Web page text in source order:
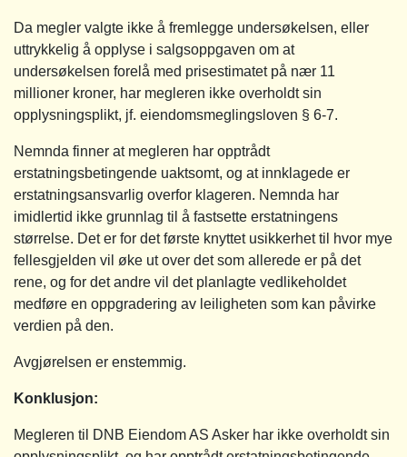
Da megler valgte ikke å fremlegge undersøkelsen, eller
uttrykkelig å opplyse i salgsoppgaven om at
undersøkelsen forelå med prisestimatet på nær 11
millioner kroner, har megleren ikke overholdt sin
opplysningsplikt, jf. eiendomsmeglingsloven § 6-7.
Nemnda finner at megleren har opptrådt
erstatningsbetingende uaktsomt, og at innklagede er
erstatningsansvarlig overfor klageren. Nemnda har
imidlertid ikke grunnlag til å fastsette erstatningens
størrelse. Det er for det første knyttet usikkerhet til hvor mye
fellesgjelden vil øke ut over det som allerede er på det
rene, og for det andre vil det planlagte vedlikeholdet
medføre en oppgradering av leiligheten som kan påvirke
verdien på den.
Avgjørelsen er enstemmig.
Konklusjon:
Megleren til DNB Eiendom AS Asker har ikke overholdt sin